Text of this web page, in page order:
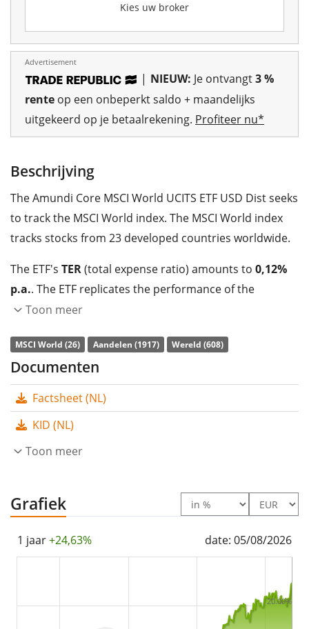
Kies uw broker
Advertisement
| NIEUW: Je ontvangt3 %
rente op een onbeperkt saldo + maandelijks
uitgekeerd op je betaalrekening. Profiteer nu*
Beschrijving
The Amundi Core MSCI World UCITS ETF USD Dist seeks
to track the MSCI World index. The MSCI World index
tracks stocks from 23 developed countries worldwide.
The ETF's TER(total expense ratio) amounts to 0,12%
p.a.. The ETF replicates the performance of the
underlying index by
distributedto the investors (Jaarlijks).
very large ETF with
management
Toon meer
MSCI World (26) Aandelen (1917) Wereld (608)
Documenten
Factsheet (NL)
KID (NL)
Toon meer
Grafiek
1 jaar+24,63% date: 05/08/2026
20.00%